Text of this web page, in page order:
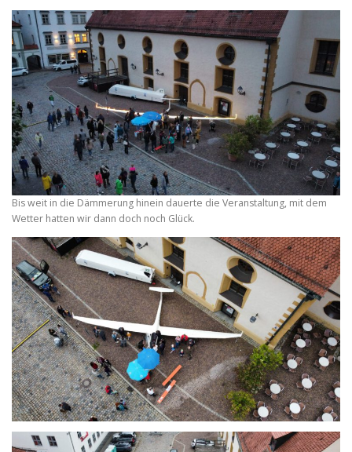
Bis weit in die Dämmerung hinein dauerte die Veranstaltung, mit dem
Wetter hatten wir dann doch noch Glück.